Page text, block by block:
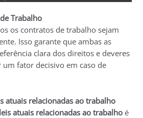
Trabalho
os contratos de trabalho sejam
Isso garante que ambas as
clara dos direitos e deveres
um fator decisivo em caso de
atuais relacionadas ao trabalho
atuais relacionadas ao trabalho é